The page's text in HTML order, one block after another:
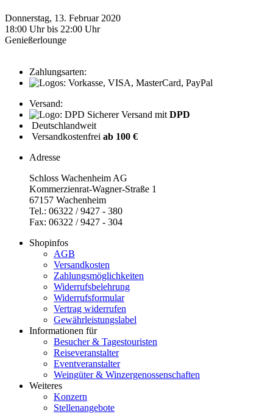
Donnerstag, 13. Februar 2020
18:00 Uhr bis 22:00 Uhr
Genießerlounge
Zahlungsarten:
Versand:
Sicherer Versand mit DPD
Deutschlandweit
Versandkostenfrei ab 100 €
Adresse
Schloss Wachenheim AG
Kommerzienrat-Wagner-Straße 1
67157 Wachenheim
Tel.: 06322 / 9427 - 380
Fax: 06322 / 9427 - 304
Shopinfos
AGB
Versandkosten
Zahlungsmöglichkeiten
Widerrufsbelehrung
Widerrufsformular
Vertrag widerrufen
Gewährleistungslabel
Informationen für
Besucher & Tagestouristen
Reiseveranstalter
Eventveranstalter
Weingüter & Winzergenossenschaften
Weiteres
Konzern
Stellenangebote